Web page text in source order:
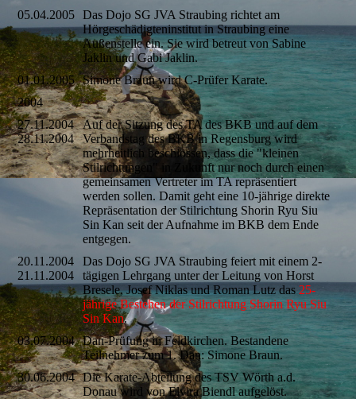
05.04.2005
Das Dojo SG JVA Straubing richtet am
Hörgeschädigteninstitut in Straubing eine
Außenstelle ein. Sie wird betreut von Sabine
Jaklin und Gabi Jaklin.
01.01.2005 Simone Braun wird C-Prüfer Karate.
2004
27.11.2004
28.11.2004
Auf der Sitzung des TA des BKB und auf dem
Verbandstag des BKB in Regensburg wird
mehrheitlich beschlossen, dass die "kleinen
Stilrichtungen" in Zukunft nur noch durch einen
gemeinsamen Vertreter im TA repräsentiert
werden sollen. Damit geht eine 10-jährige direkte
Repräsentation der Stilrichtung Shorin Ryu Siu
Sin Kan seit der Aufnahme im BKB dem Ende
entgegen.
20.11.2004
21.11.2004
Das Dojo SG JVA Straubing feiert mit einem 2-
tägigen Lehrgang unter der Leitung von Horst
Bresele, Josef Niklas und Roman Lutz das25-
jährige Bestehen der Stilrichtung Shorin Ryu Siu
Sin Kan.
03.07.2004 Dan-Prüfung in Feldkirchen. Bestandene
Teilnehmer zum 1. Dan: Simone Braun.
30.06.2004 Die Karate-Abteilung des TSV Wörth a.d.
Donau wird von Elvira Biendl aufgelöst.